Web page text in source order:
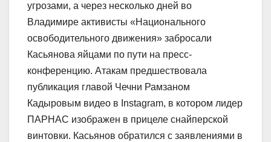
угрозами, а через несколько дней во
Владимире активисты «Национального
освободительного движения» забросали
Касьянова яйцами по пути на пресс-
конференцию. Атакам предшествовала
публикация главой Чечни Рамзаном
Кадыровым видео в Instagram, в котором лидер
ПАРНАС изображен в прицеле снайперской
винтовки. Касьянов обратился с заявлениями в